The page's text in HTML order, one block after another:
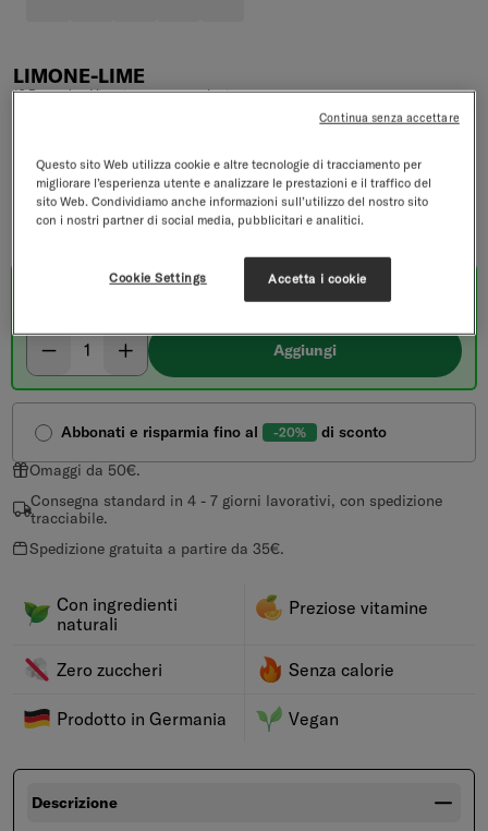
LIMONE-LIME
12 Bevande - Vitamine e zero zuccheri
Seleziona un’opzione
Seleziona la quantità
DecrementoIncremento Aggiungi
Abbonati e risparmia fino al -20%
di sconto
Omaggi da 50€.
Consegna standard in 4 - 7 giorni lavorativi, con spedizione
tracciabile.
Spedizione gratuita a partire da 35€.
Con ingredienti
naturali
Preziose vitamine
Zero zuccheri Senza calorie
Prodotto in Germania Vegan
Descrizione
Questo sito Web utilizza cookie e altre tecnologie di tracciamento per
migliorare l’esperienza utente e analizzare le prestazioni e il traffico del
sito Web. Condividiamo anche informazioni sull’utilizzo del nostro sito
con i nostri partner di social media, pubblicitari e analitici.
Accetta i cookie
Cookie Settings
Continua senza accettare